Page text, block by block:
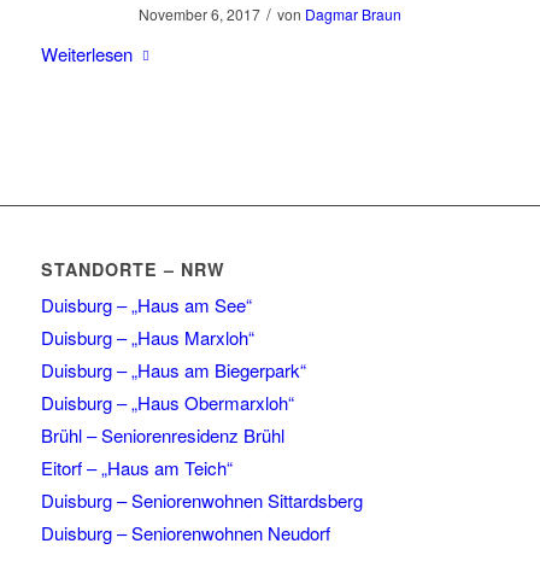
November 6, 2017 / von Dagmar Braun
Weiterlesen
STANDORTE – NRW
Duisburg – „Haus am See“
Duisburg – „Haus Marxloh“
Duisburg – „Haus am Biegerpark“
Duisburg – „Haus Obermarxloh“
Brühl – Seniorenresidenz Brühl
Eitorf – „Haus am Teich“
Duisburg – Seniorenwohnen Sittardsberg
Duisburg – Seniorenwohnen Neudorf